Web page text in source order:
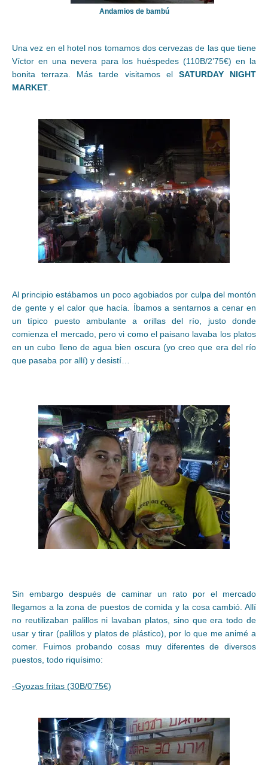
Andamios de bambú
Una vez en el hotel nos tomamos dos cervezas de las que tiene
Víctor en una nevera para los huéspedes (110B/2’75€) en la
bonita terraza. Más tarde visitamos el SATURDAY NIGHT
MARKET
Al principio estábamos un poco agobiados por culpa del montón
de gente y el calor que hacía. Íbamos a sentarnos a cenar en
un típico puesto ambulante a orillas del río, justo donde
comienza el mercado, pero vi como el paisano lavaba los platos
en un cubo lleno de agua bien oscura (yo creo que era del río
que pasaba por allí) y desistí…
Sin embargo después de caminar un rato por el mercado
llegamos a la zona de puestos de comida y la cosa cambió. Allí
no reutilizaban palillos ni lavaban platos, sino que era todo de
usar y tirar (palillos y platos de plástico), por lo que me animé a
comer. Fuimos probando cosas muy diferentes de diversos
puestos, todo riquísimo:
-Gyozas fritas (30B/0’75€)